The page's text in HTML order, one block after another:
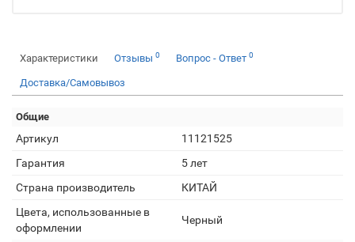
Характеристики Отзывы 0 Вопрос - Ответ 0
Доставка/Самовывоз
Общие
Артикул
11121525
Гарантия
5 лет
Страна производитель
КИТАЙ
Цвета, использованные в
оформлении
Черный